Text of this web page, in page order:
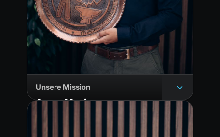
Aaron Magiera
Unsere Mission